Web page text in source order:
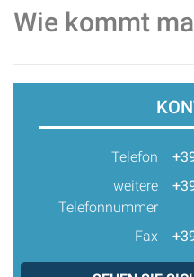
Wie kommt
Telefon
weitere
Telefonnummer
Fax